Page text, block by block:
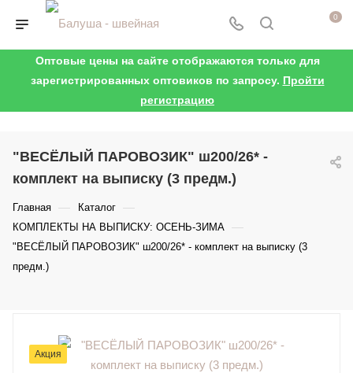
0
Оптовые цены на сайте отображаются только для
зарегистрированных оптовиков по запросу. Пройти
регистрацию
"ВЕСЁЛЫЙ ПАРОВОЗИК" ш200/26* -
комплект на выписку (3 предм.)
Главная — Каталог —
КОМПЛЕКТЫ НА ВЫПИСКУ: ОСЕНЬ-ЗИМА —
"ВЕСЁЛЫЙ ПАРОВОЗИК" ш200/26* - комплект на выписку (3
предм.)
Акция